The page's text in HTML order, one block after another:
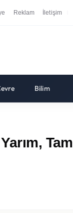
Reklam İletişim
Bilim